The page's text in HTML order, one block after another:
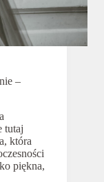
–
tutaj
która
piękna,